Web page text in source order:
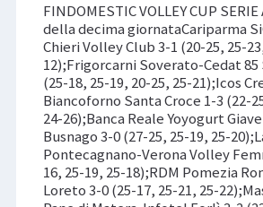
FINDOMESTIC VOLLEY CUP
della decima giornataCariparma
Chieri Volley Club 3-1 (20-25, 25-
12);Frigorcarni Soverato-Cedat 85
(25-18, 25-19, 20-25, 25-21);Icos
Biancoforno Santa Croce 1-3 (22-
24-26);Banca Reale Yoyogurt
Busnago 3-0 (27-25, 25-19, 25-
Pontecagnano-Verona Volley
16, 25-19, 25-18);RDM Pomezia
Loreto 3-0 (25-17, 25-21, 25-